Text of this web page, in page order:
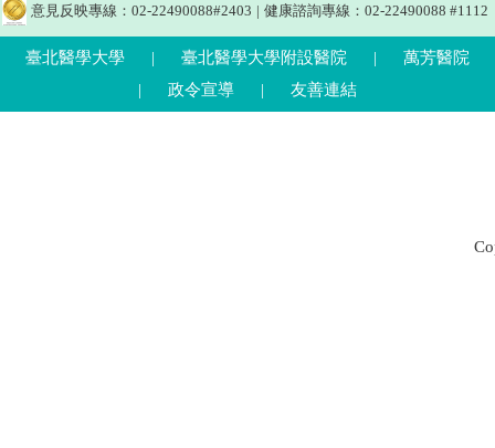
意見反映專線：02-22490088#2403 | 健康諮詢專線：02-22490088 #1112
臺北醫學大學 | 臺北醫學大學附設醫院 |
萬芳醫院
|
政令宣導 | 友善連結